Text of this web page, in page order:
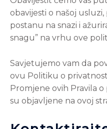
obavijesti o našoj
postanu na snazi i
snagu” na vrhu ove
Savjetujemo vam da
ovu Politiku o
Promjene ovih Pravila o
su objavljene na ovoj